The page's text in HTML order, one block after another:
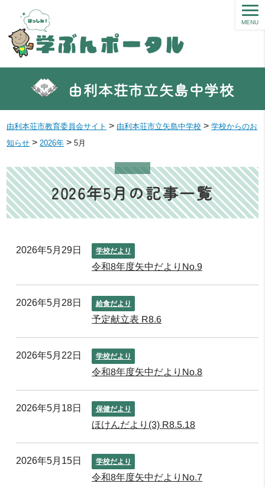
由利本荘市立矢島中学校
MENU
由利本荘市教育委員会サイト > 由利本荘市立矢島中学校 >学校からのお
知らせ > 2026年 >5月
2026年5月の記事一覧
2026年5月29日 学校だより
令和8年度矢中だよりNo.9
2026年5月28日 給食だより
予定献立表 R8.6
2026年5月22日 学校だより
令和8年度矢中だよりNo.8
2026年5月18日 保健だより
ほけんだより(3) R8.5.18
2026年5月15日 学校だより
令和8年度矢中だよりNo.7